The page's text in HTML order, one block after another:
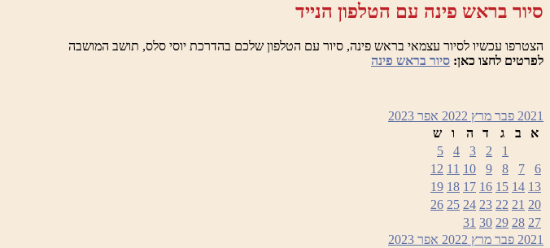
סיור בראש פינה עם הטלפון הנייד
הצטרפו עכשיו לסיור עצמאי בראש פינה, סיור עם הטלפון שלכם בהדרכת יוסי סלס, תושב המושבה
לפרטים לחצו כאן: סיור בראש פינה
2021 פבר מרץ 2022 אפר 2023
א
ב ג ד ה ו
ש
1
2
3
4
5
6
7
8
9
10
11
12
13
14
15
16
17
18
19
20
21
22
23
24
25
26
27
28
29
30
31
2021 פבר מרץ 2022 אפר 2023